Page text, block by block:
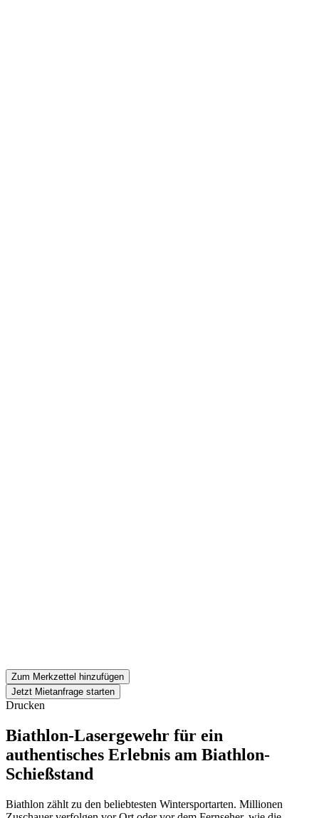
Zum Merkzettel hinzufügen
Jetzt Mietanfrage starten
Drucken
Biathlon-Lasergewehr für ein
authentisches Erlebnis am Biathlon-
Schießstand
Biathlon zählt zu den beliebtesten Wintersportarten. Millionen